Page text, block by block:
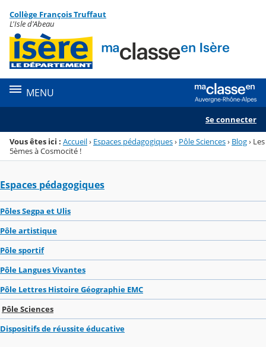
Menu de la rubrique
Contenu
Collège François Truffaut
L'Isle d'Abeau
MENU
Se connecter
Vous êtes ici : Accueil› Espaces pédagogiques› Pôle Sciences› Blog› Les
5èmes à Cosmocité !
Espaces pédagogiques
Pôles Segpa et Ulis
Pôle artistique
Pôle sportif
Pôle Langues Vivantes
Pôle Lettres Histoire Géographie EMC
Pôle Sciences
Dispositifs de réussite éducative